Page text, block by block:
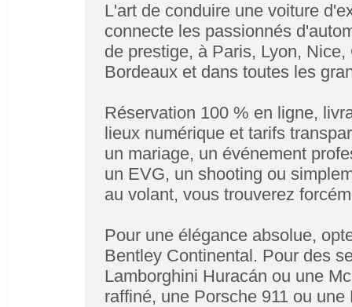
L'art de conduire une voiture
connecte les passionnés
de prestige, à Paris, Lyon,
Bordeaux et dans toutes les
Réservation 100 % en ligne,
lieux numérique et tarifs
un mariage, un événement
un EVG, un shooting ou
au volant, vous trouverez
Pour une élégance absolue,
Bentley Continental. Pour des
Lamborghini Huracán ou une
raffiné, une Porsche 911 ou une